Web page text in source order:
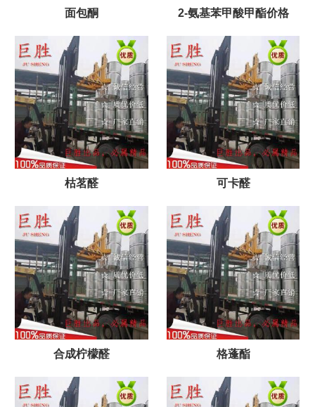
面包酮 2-氨基苯甲酸甲酯价格
枯茗醛 可卡醛
合成柠檬醛 格蓬酯